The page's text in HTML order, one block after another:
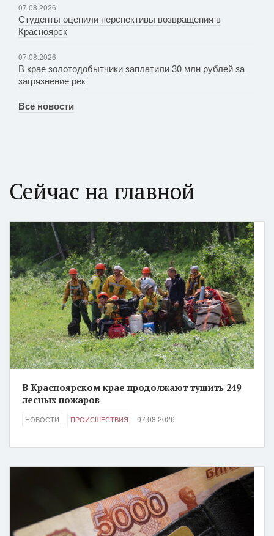
07.08.2026
Студенты оценили перспективы возвращения в
Красноярск
07.08.2026
В крае золотодобытчики заплатили 30 млн рублей за
загрязнение рек
Все новости
Сейчас на главной
В Красноярском крае продолжают тушить 249
лесных пожаров
НОВОСТИ ПРОИСШЕСТВИЯ 07.08.2026